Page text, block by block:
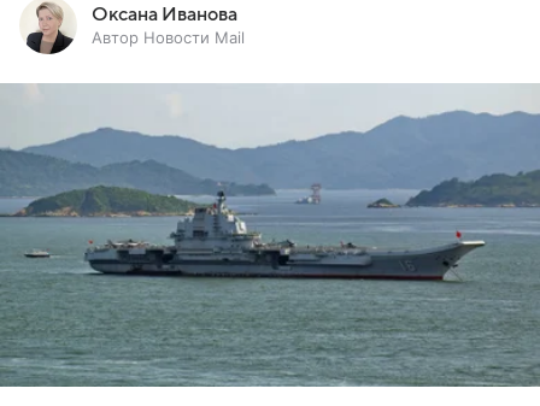
Оксана Иванова
Автор Новости Mail